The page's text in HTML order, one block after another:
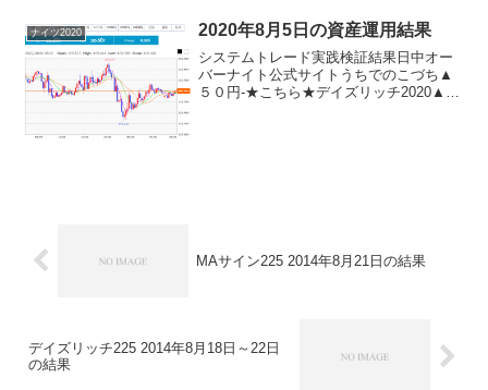
（２０１３版）＋...
ナイツ2020 2020年8月5日の資産運用結果
システムトレード実践検証結果日中オー
バーナイト公式サイトうちでのこづち▲
５０円-★こちら★デイズリッチ2020▲５
MAサイン225 2014年8月21日の結果
デイズリッチ225 2014年8月18日～22日
の結果